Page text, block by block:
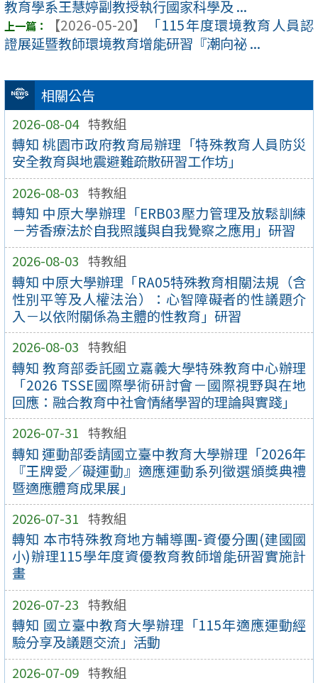
相關公告
2026-08-04 特教組
轉知 桃園市政府教育局辦理「特殊教育人員防災
安全教育與地震避難疏散研習工作坊」
2026-08-03 特教組
轉知 中原大學辦理「ERB03壓力管理及放鬆訓練
－芳香療法於自我照護與自我覺察之應用」研習
2026-08-03 特教組
轉知 中原大學辦理「RA05特殊教育相關法規（含
性別平等及人權法治）：心智障礙者的性議題介
入－以依附關係為主體的性教育」研習
2026-08-03 特教組
轉知 教育部委託國立嘉義大學特殊教育中心辦理
「2026 TSSE國際學術研討會－國際視野與在地
回應：融合教育中社會情緒學習的理論與實踐」
2026-07-31 特教組
轉知 運動部委請國立臺中教育大學辦理「2026年
『王牌愛／礙運動』適應運動系列徵選頒獎典禮
暨適應體育成果展」
2026-07-31 特教組
轉知 本市特殊教育地方輔導團-資優分團(建國國
小)辦理115學年度資優教育教師增能研習實施計
畫
2026-07-23 特教組
轉知 國立臺中教育大學辦理「115年適應運動經
驗分享及議題交流」活動
2026-07-09 特教組
教育學系王慧婷副教授執行國家科學及 ...
【2026-05-20】
「115年度環境教育人員認
證展延暨教師環境教育增能研習『潮向祕 ...